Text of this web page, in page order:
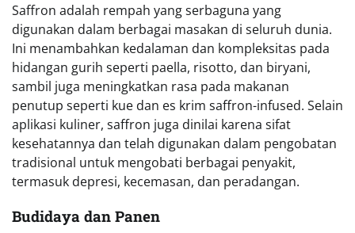
Saffron adalah rempah yang serbaguna yang
digunakan dalam berbagai masakan di seluruh dunia.
Ini menambahkan kedalaman dan kompleksitas pada
hidangan gurih seperti paella, risotto, dan biryani,
sambil juga meningkatkan rasa pada makanan
penutup seperti kue dan es krim saffron-infused. Selain
aplikasi kuliner, saffron juga dinilai karena sifat
kesehatannya dan telah digunakan dalam pengobatan
tradisional untuk mengobati berbagai penyakit,
termasuk depresi, kecemasan, dan peradangan.
Budidaya dan Panen